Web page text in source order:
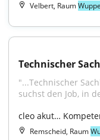
Velbert, Raum
Technischer
"...Technischer
suchst den Job, in
cleo akut…
Remscheid, Raum